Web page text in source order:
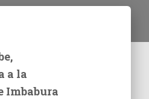
a la
Imbabura